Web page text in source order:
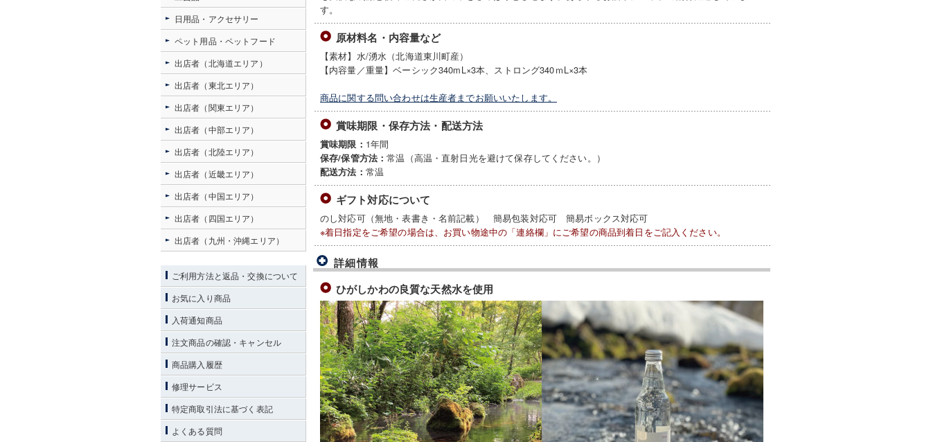
す。
原材料名・内容量など
【素材】水/湧水（北海道東川町産）
【内容量／重量】ベーシック340mL×3本、ストロング340ｍL×3本
商品に関する問い合わせは生産者までお願いいたします。
賞味期限・保存方法・配送方法
賞味期限： 1年間
保存/保管方法：常温（高温・直射日光を避けて保存してください。）
配送方法： 常温
ギフト対応について
のし対応可（無地・表書き・名前記載） 簡易包装対応可 簡易ボックス対応可
※着日指定をご希望の場合は、お買い物途中の「連絡欄」にご希望の商品到着日をご記入ください。
詳細情報
ひがしかわの良質な天然水を使用
日用品・アクセサリー
ペット用品・ペットフード
出店者（北海道エリア）
出店者（東北エリア）
出店者（関東エリア）
出店者（中部エリア）
出店者（北陸エリア）
出店者（近畿エリア）
出店者（中国エリア）
出店者（四国エリア）
出店者（九州・沖縄エリア）
ご利用方法と返品・交換について
お気に入り商品
入荷通知商品
注文商品の確認・キャンセル
商品購入履歴
修理サービス
特定商取引法に基づく表記
よくある質問